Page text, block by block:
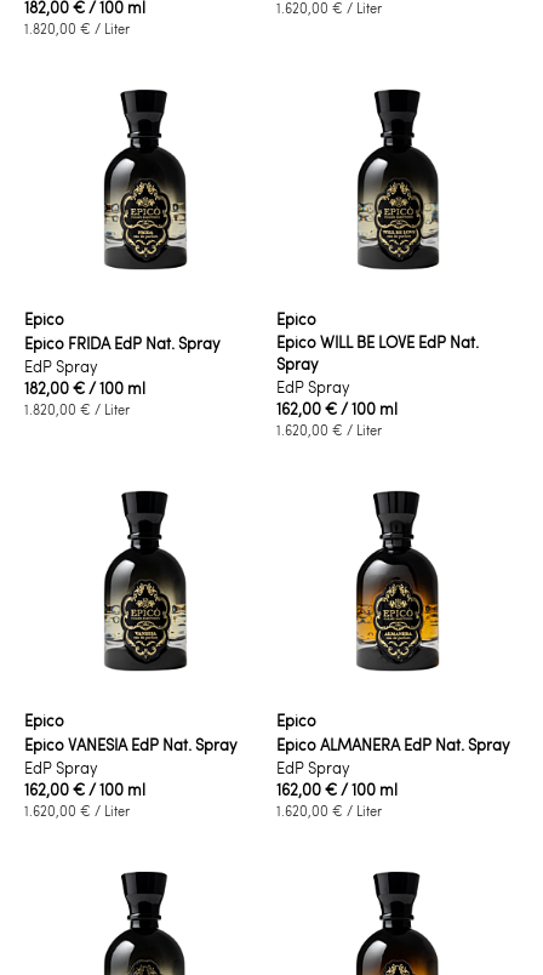
182,00 €/ 100 ml
1.820,00 € / Liter
1.620,00 € / Liter
Epico
Epico FRIDA EdP Nat. Spray
EdP Spray
182,00 €/ 100 ml
1.820,00 € / Liter
Epico
Epico WILL BE LOVE EdP Nat.
Spray
EdP Spray
162,00 €/ 100 ml
1.620,00 € / Liter
Epico
Epico VANESIA EdP Nat. Spray
EdP Spray
162,00 €/ 100 ml
1.620,00 € / Liter
Epico
Epico ALMANERA EdP Nat. Spray
EdP Spray
162,00 €/ 100 ml
1.620,00 € / Liter